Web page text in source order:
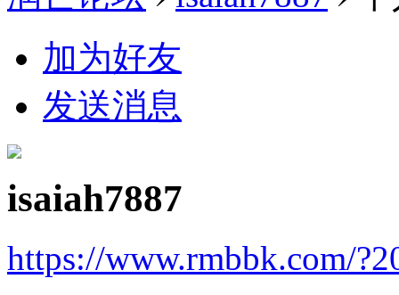
加为好友
发送消息
isaiah7887
https://www.rmbbk.com/